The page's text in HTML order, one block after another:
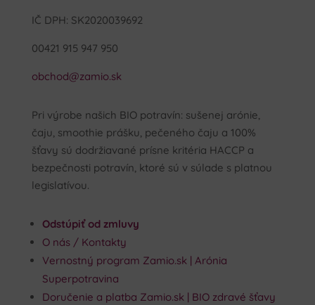
IČ DPH: SK2020039692
00421 915 947 950
obchod@zamio.sk
Pri výrobe našich BIO potravín: sušenej arónie,
čaju, smoothie prášku, pečeného čaju a 100%
šťavy sú dodržiavané prísne kritéria HACCP a
bezpečnosti potravín, ktoré sú v súlade s platnou
legislatívou.
Odstúpiť od zmluvy
O nás / Kontakty
Vernostný program Zamio.sk | Arónia
Superpotravina
Doručenie a platba Zamio.sk | BIO zdravé šťavy